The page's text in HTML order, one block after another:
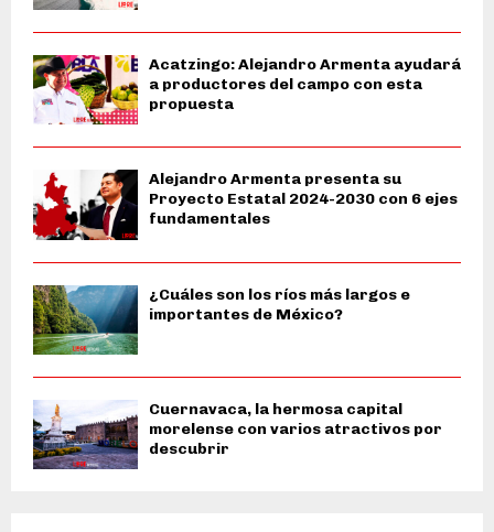
Acatzingo: Alejandro Armenta ayudará
a productores del campo con esta
propuesta
Alejandro Armenta presenta su
Proyecto Estatal 2024-2030 con 6 ejes
fundamentales
¿Cuáles son los ríos más largos e
importantes de México?
Cuernavaca, la hermosa capital
morelense con varios atractivos por
descubrir